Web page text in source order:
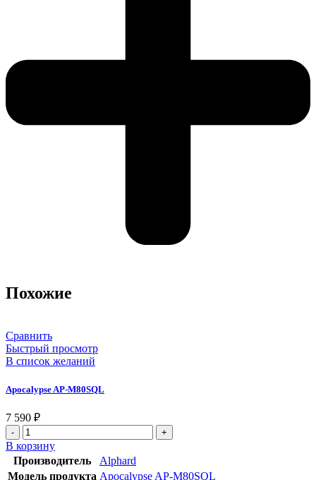
Похожие
Сравнить
Быстрый просмотр
В список желаний
Apocalypse AP-M80SQL
7 590 ₽
В корзину
Производитель
Alphard
Модель продукта Apocalypse AP-M80SQL